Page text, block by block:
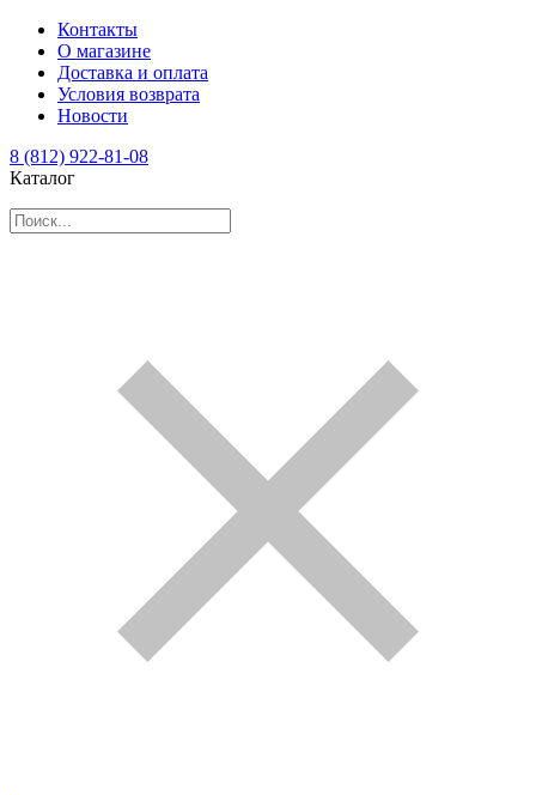
Контакты
О магазине
Доставка и оплата
Условия возврата
Новости
8 (812) 922-81-08
Каталог